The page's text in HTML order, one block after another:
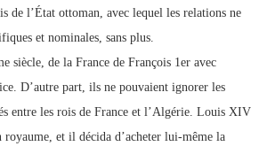
de l’État ottoman, avec lequel les relations ne
et nominales, sans plus.
siècle, de la France de François 1er avec
D’autre part, ils ne pouvaient ignorer les
entre les rois de France et l’Algérie. Louis XIV
et il décida d’acheter lui-même la